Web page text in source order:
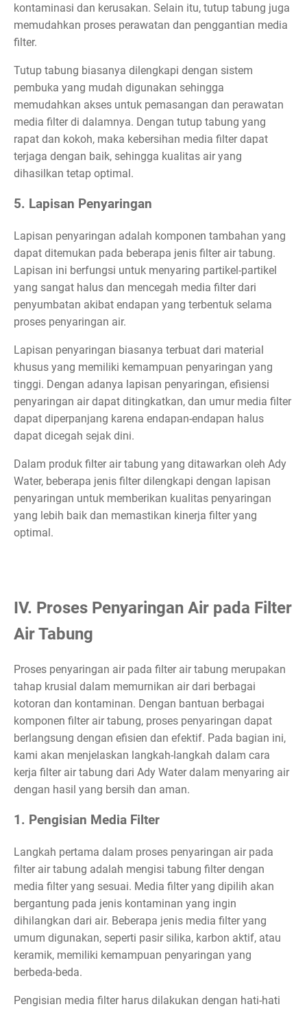
kontaminasi dan kerusakan. Selain itu, tutup tabung juga
memudahkan proses perawatan dan penggantian media
filter.
Tutup tabung biasanya dilengkapi dengan sistem
pembuka yang mudah digunakan sehingga
memudahkan akses untuk pemasangan dan perawatan
media filter di dalamnya. Dengan tutup tabung yang
rapat dan kokoh, maka kebersihan media filter dapat
terjaga dengan baik, sehingga kualitas air yang
dihasilkan tetap optimal.
5. Lapisan Penyaringan
Lapisan penyaringan adalah komponen tambahan yang
dapat ditemukan pada beberapa jenis filter air tabung.
Lapisan ini berfungsi untuk menyaring partikel-partikel
yang sangat halus dan mencegah media filter dari
penyumbatan akibat endapan yang terbentuk selama
proses penyaringan air.
Lapisan penyaringan biasanya terbuat dari material
khusus yang memiliki kemampuan penyaringan yang
tinggi. Dengan adanya lapisan penyaringan, efisiensi
penyaringan air dapat ditingkatkan, dan umur media filter
dapat diperpanjang karena endapan-endapan halus
dapat dicegah sejak dini.
Dalam produk filter air tabung yang ditawarkan oleh Ady
Water, beberapa jenis filter dilengkapi dengan lapisan
penyaringan untuk memberikan kualitas penyaringan
yang lebih baik dan memastikan kinerja filter yang
optimal.
IV. Proses Penyaringan Air pada Filter
Air Tabung
Proses penyaringan air pada filter air tabung merupakan
tahap krusial dalam memurnikan air dari berbagai
kotoran dan kontaminan. Dengan bantuan berbagai
komponen filter air tabung, proses penyaringan dapat
berlangsung dengan efisien dan efektif. Pada bagian ini,
kami akan menjelaskan langkah-langkah dalam cara
kerja filter air tabung dari Ady Water dalam menyaring air
dengan hasil yang bersih dan aman.
1. Pengisian Media Filter
Langkah pertama dalam proses penyaringan air pada
filter air tabung adalah mengisi tabung filter dengan
media filter yang sesuai. Media filter yang dipilih akan
bergantung pada jenis kontaminan yang ingin
dihilangkan dari air. Beberapa jenis media filter yang
umum digunakan, seperti pasir silika, karbon aktif, atau
keramik, memiliki kemampuan penyaringan yang
berbeda-beda.
Pengisian media filter harus dilakukan dengan hati-hati